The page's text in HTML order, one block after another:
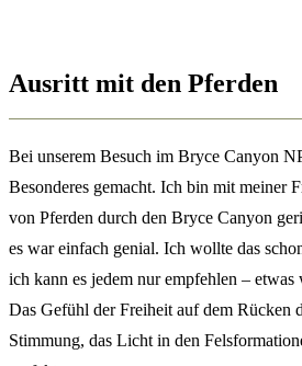
Ausritt mit den Pferden
Bei unserem Besuch im Bryce Canyon
Besonderes gemacht. Ich bin mit meiner
von Pferden durch den Bryce Canyon
es war einfach genial. Ich wollte das
ich kann es jedem nur empfehlen –
Das Gefühl der Freiheit auf dem Rücken
Stimmung, das Licht in den